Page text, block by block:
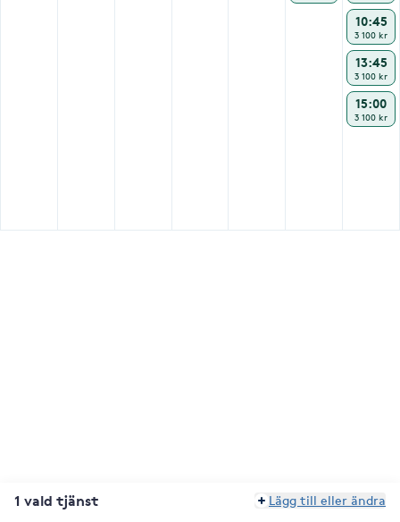
10:45
3 100 kr
13:45
3 100 kr
15:00
3 100 kr
1 vald tjänst Lägg till eller ändra